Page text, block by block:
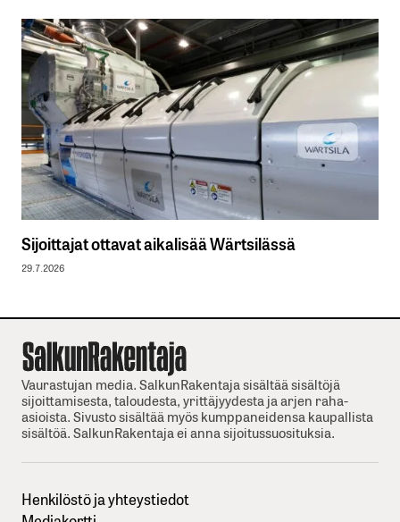
Sijoittajat ottavat aikalisää Wärtsilässä
29.7.2026
Vaurastujan media. SalkunRakentaja sisältää sisältöjä
sijoittamisesta, taloudesta, yrittäjyydesta ja arjen raha-
asioista. Sivusto sisältää myös kumppaneidensa kaupallista
sisältöä. SalkunRakentaja ei anna sijoitussuosituksia.
Henkilöstö ja yhteystiedot